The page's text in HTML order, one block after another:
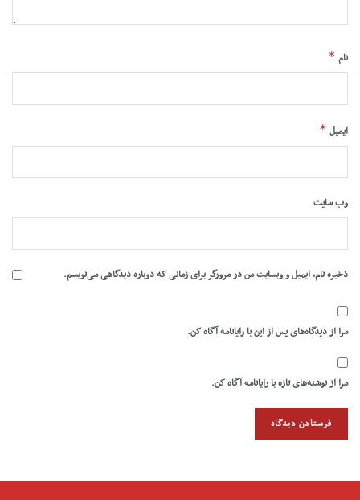
نام *
ایمیل *
وب‌ سایت
ذخیره نام، ایمیل و وبسایت من در مرورگر برای زمانی که دوباره دیدگاهی می‌نویسم.
مرا از دیدگاه‌های پس از این با رایانامه آگاه کن.
مرا از نوشته‌های تازه با رایانامه آگاه کن.